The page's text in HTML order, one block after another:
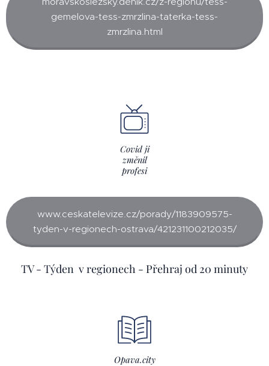
gemelova-tess-zmrzlina-taterka-tess-
zmrzlina.html
Covid ji
změnil
profesi
www.ceskatelevize.cz/porady/1183909575-
tyden-v-regionech-ostrava/421231100212035/
TV - Týden v regionech - Přehraj od 20 minuty
Opava.city